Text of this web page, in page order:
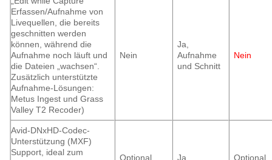
Erfassen/Aufnahme von
Livequellen, die bereits
geschnitten werden
können, während die
Aufnahme noch läuft und
die Dateien „wachsen“.
Zusätzlich unterstützte
Aufnahme-Lösungen:
Metus Ingest und Grass
Valley T2 Recoder)
Nein
Ja,
Aufnahme
und Schnitt
Nein
Avid-DNxHD-Codec-
Unterstützung (MXF)
Support, ideal zum
Optional Ja Optional